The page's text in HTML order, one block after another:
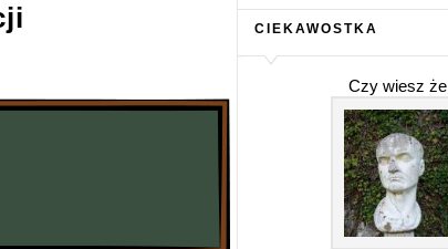
CIEKAWOSTKA
Czy wiesz że